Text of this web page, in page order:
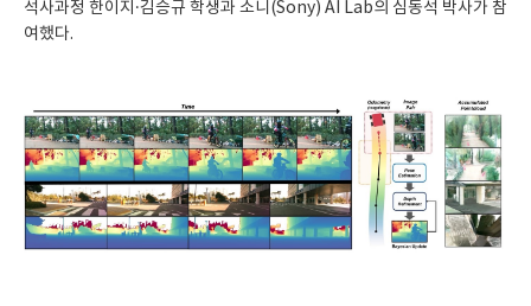
석사과정 한이지·김승규 학생과 소니(Sony) AI Lab의 심동석 박사가 참
여했다.